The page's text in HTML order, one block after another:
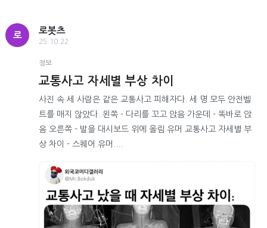
로
로봇츠
25.10.22
정보
교통사고 자세별 부상 차이
사진 속 세 사람은 같은 교통사고 피해자다. 세 명 모두 안전벨
트를 매지 않았다. 왼쪽 - 다리를 꼬고 앉음 가운데 - 똑바로 앉
음 오른쪽 - 발을 대시보드 위에 올림 유머 교통사고 자세별 부
상 차이 - 스퀘어.유머....